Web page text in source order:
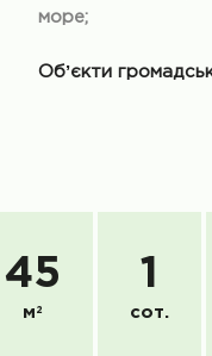
море;
Обʼєкти
45
м 2
1
сот.